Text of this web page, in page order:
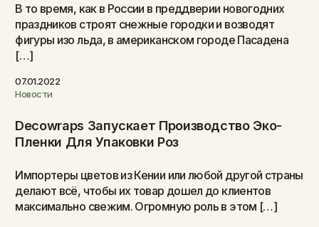
В то время, как в России в преддверии новогодних
праздников строят снежные городки и возводят
фигуры изо льда, в американском городе Пасадена
[…]
07.01.2022
Новости
Decowraps Запускает Производство Эко-
Пленки Для Упаковки Роз
Импортеры цветов из Кении или любой другой страны
делают всё, чтобы их товар дошел до клиентов
максимально свежим. Огромную роль в этом […]